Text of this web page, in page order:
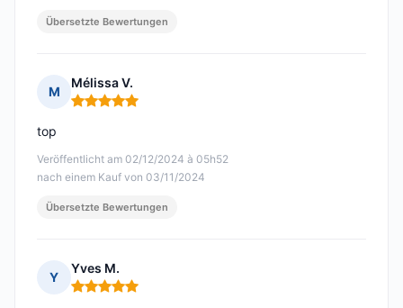
Übersetzte Bewertungen
M
Mélissa V.
Hinweis: 5 von 5
Veröffentlicht am 02/12/2024 à 05h52
nach einem Kauf von 03/11/2024
top
Übersetzte Bewertungen
Y
Yves M.
Hinweis: 5 von 5